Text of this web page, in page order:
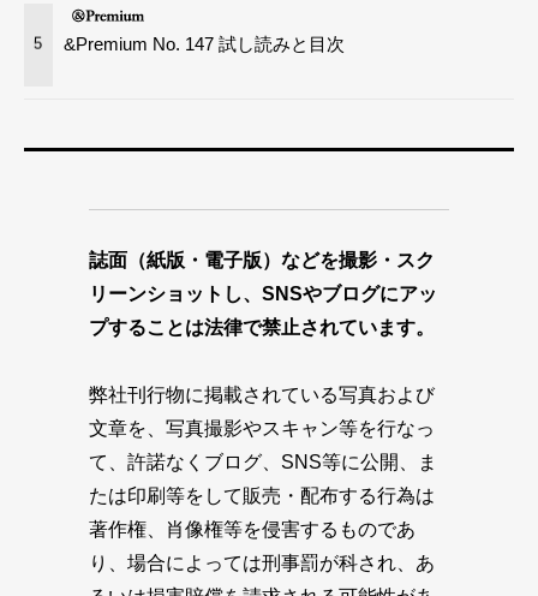
5 &Premium No. 147 試し読みと目次
誌面（紙版・電子版）などを撮影・スク
リーンショットし、SNSやブログにアッ
プすることは法律で禁止されています。
弊社刊行物に掲載されている写真および
文章を、写真撮影やスキャン等を行なっ
て、許諾なくブログ、SNS等に公開、ま
たは印刷等をして販売・配布する行為は
著作権、肖像権等を侵害するものであ
り、場合によっては刑事罰が科され、あ